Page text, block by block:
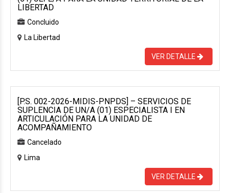
LIBERTAD
Concluido
La Libertad
VER DETALLE
[P.S. 002-2026-MIDIS-PNPDS] – SERVICIOS DE
SUPLENCIA DE UN/A (01) ESPECIALISTA I EN
ARTICULACIÓN PARA LA UNIDAD DE
ACOMPAÑAMIENTO
Cancelado
Lima
VER DETALLE